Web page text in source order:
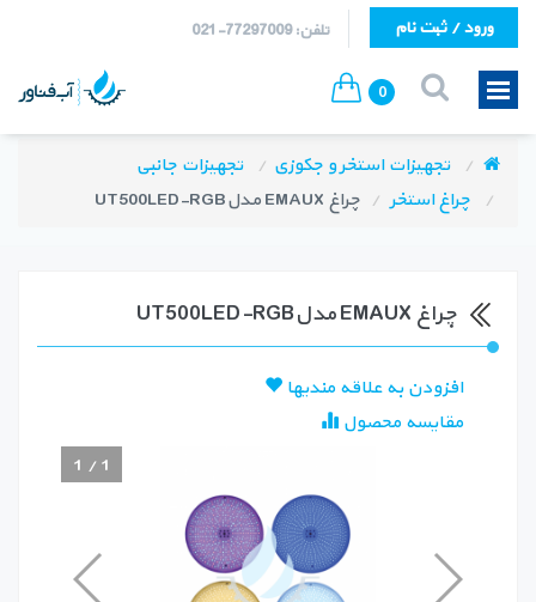
تلفن: 77297009-021 ورود / ثبت نام
0
تجهیزات استخر و جکوزی
تجهیزات جانبی
چراغ استخر
چراغ EMAUX مدلUT500LED-RGB
چراغ EMAUX مدلUT500LED-RGB
افزودن به علاقه مندیها
مقایسه محصول
1 /1